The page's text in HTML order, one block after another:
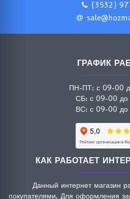
(3532)
ГРАФИК
ПН-ПТ: с 09-00
СБ: с 09-00
ВС: с 09-00
КАК РАБОТАЕТ
Данный интернет магазин
покупателями. Для оформления